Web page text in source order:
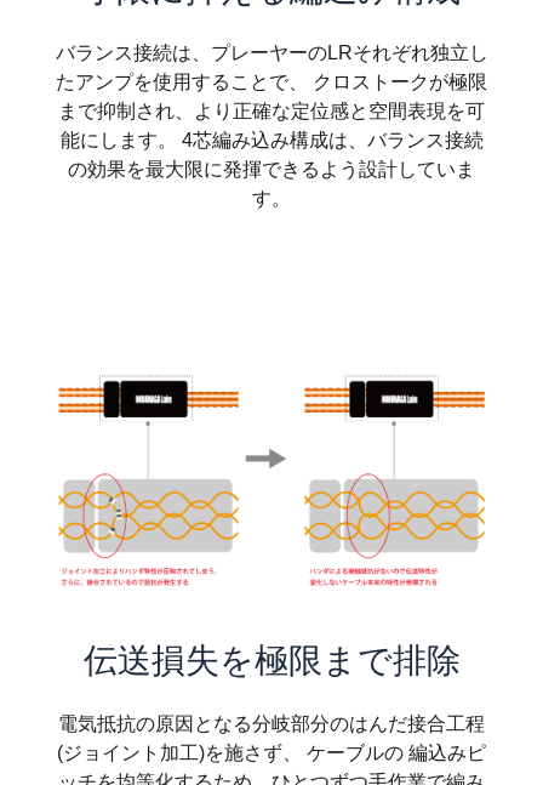
バランス接続は、プレーヤーのLRそれぞれ独立し
たアンプを使用することで、 クロストークが極限
まで抑制され、より正確な定位感と空間表現を可
能にします。 4芯編み込み構成は、バランス接続
の効果を最大限に発揮できるよう設計していま
す。
伝送損失を極限まで排除
電気抵抗の原因となる分岐部分のはんだ接合工程
(ジョイント加工)を施さず、 ケーブルの 編込みピ